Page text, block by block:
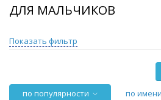
ДЛЯ МАЛЬЧИКОВ
Показать фильтр
по популярности по имени